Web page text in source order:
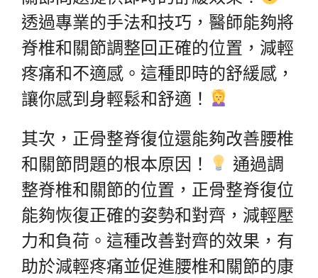
透過專業的手法和技巧，醫師能夠將
脊椎和關節調整回正確的位置，減輕
疼痛和不適感。這種即時的舒緩感，
讓你感到身輕鬆和舒適！
其次，正骨整脊復位還能夠改善腰椎
和關節問題的根本原因！
通過調
整脊椎和關節的位置，正骨整脊復位
能夠恢復正確的姿勢和對齊，減輕壓
力和負荷。這種改善對齊的效果，有
助於減輕疼痛並促進腰椎和關節的康